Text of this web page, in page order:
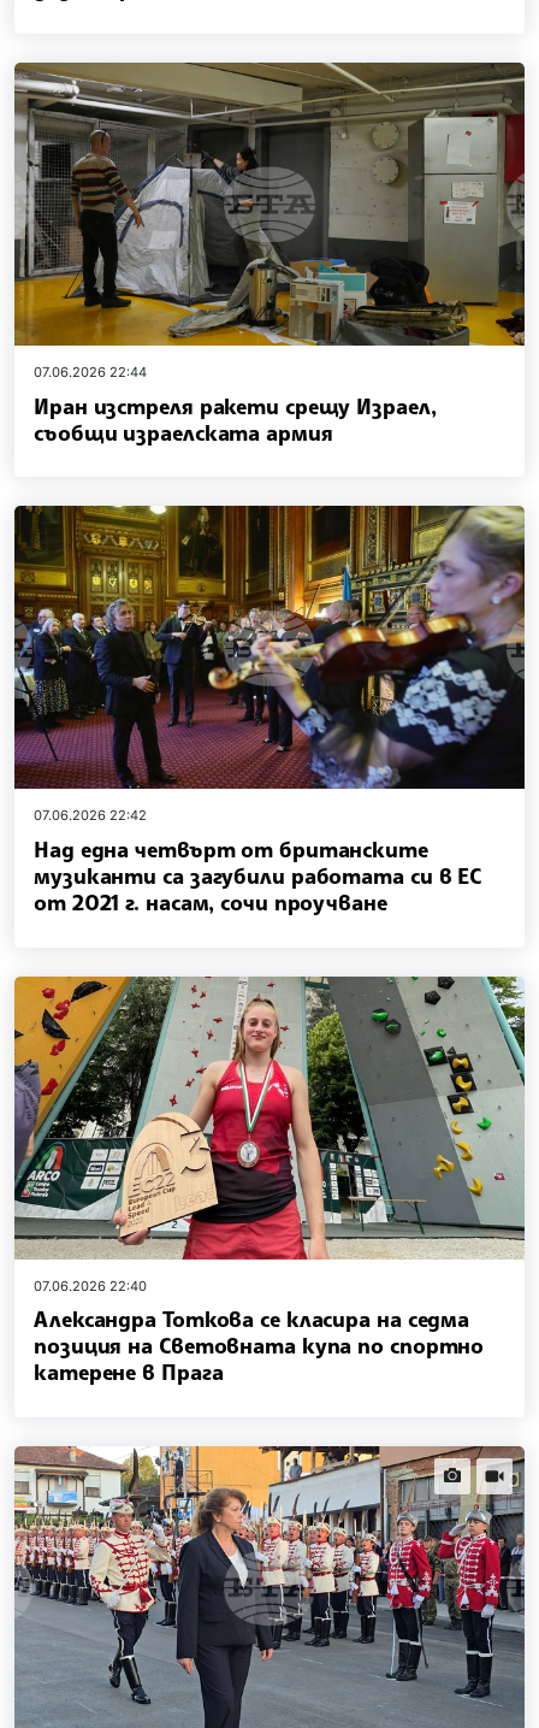
07.06.2026 22:44
Иран изстреля ракети срещу Израел,
съобщи израелската армия
07.06.2026 22:42
Над една четвърт от британските
музиканти са загубили работата си в ЕС
от 2021 г. насам, сочи проучване
07.06.2026 22:40
Александра Тоткова се класира на седма
позиция на Световната купа по спортно
катерене в Прага
news.images